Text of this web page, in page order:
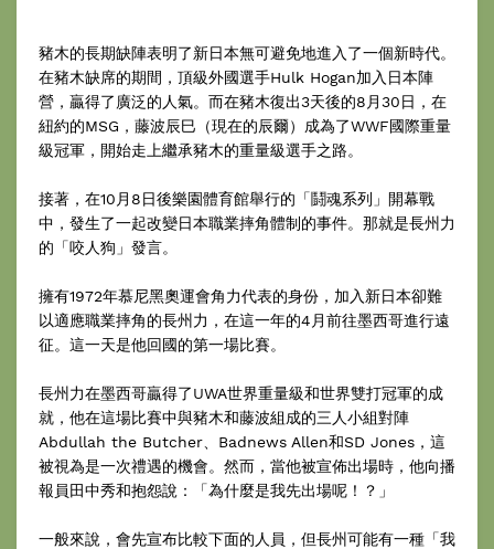
豬木的長期缺陣表明了新日本無可避免地進入了一個新時代。
在豬木缺席的期間，頂級外國選手Hulk Hogan加入日本陣
營，贏得了廣泛的人氣。而在豬木復出3天後的8月30日，在
紐約的MSG，藤波辰巳（現在的辰爾）成為了WWF國際重量
級冠軍，開始走上繼承豬木的重量級選手之路。
接著，在10月8日後樂園體育館舉行的「鬪魂系列」開幕戰
中，發生了一起改變日本職業摔角體制的事件。那就是長州力
的「咬人狗」發言。
擁有1972年慕尼黑奧運會角力代表的身份，加入新日本卻難
以適應職業摔角的長州力，在這一年的4月前往墨西哥進行遠
征。這一天是他回國的第一場比賽。
長州力在墨西哥贏得了UWA世界重量級和世界雙打冠軍的成
就，他在這場比賽中與豬木和藤波組成的三人小組對陣
Abdullah the Butcher、Badnews Allen和SD Jones，這
被視為是一次禮遇的機會。然而，當他被宣佈出場時，他向播
報員田中秀和抱怨說：「為什麼是我先出場呢！？」
一般來說，會先宣布比較下面的人員，但長州可能有一種「我